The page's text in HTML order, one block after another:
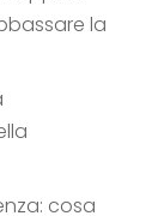
la
cosa